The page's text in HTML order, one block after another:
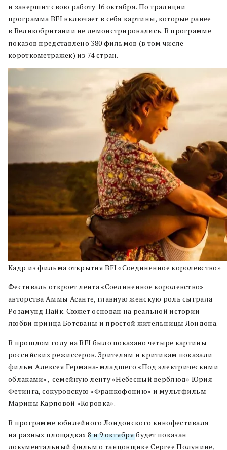
и завершит свою работу 16 октября. По традиции
программа BFI включает в себя картины, которые ранее
в Великобритании не демонстрировались. В программе
показов представлено 380 фильмов (в том числе
короткометражек) из 74 стран.
Кадр из фильма открытия BFI «Соединенное королевство»
Фестиваль откроет лента «Соединенное королевство»
авторства Аммы Асанте, главную женскую роль сыграла
Розамунд Пайк. Сюжет основан на реальной истории
любви принца Ботсваны и простой жительницы Лондона.
В прошлом году на BFI было показано четыре картины
российских режиссеров. Зрителям и критикам показали
фильм Алексея Германа-младшего «Под электрическими
облаками», семейную ленту «Небесный верблюд» Юрия
Фетинга, сокуровскую «Франкофонию» и мультфильм
Марины Карповой «Коровка».
В программе юбилейного Лондонского кинофестиваля
на разных площадках8 и 9 октябрябудет показан
документальный фильм о танцовщике Сергее Полунине,